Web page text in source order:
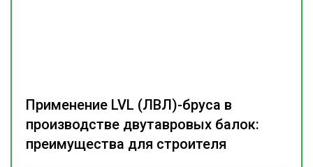
Применение LVL (ЛВЛ)-бруса в
производстве двутавровых балок:
преимущества для строителя